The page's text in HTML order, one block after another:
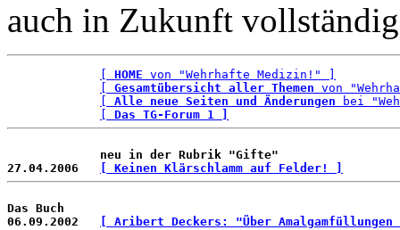
auch in Zukunft
HOME von "Wehrhafte Medizin!" ]
Gesamtübersicht aller Themen von
Alle neue Seiten und Änderungen bei
Das TG-Forum 1 ]
neu in der Rubrik "Gifte"
27.04.2006
[ Keinen Klärschlamm auf Felder! ]
Das Buch
06.09.2002
[ Aribert Deckers: "Über Amalgamfüllungen